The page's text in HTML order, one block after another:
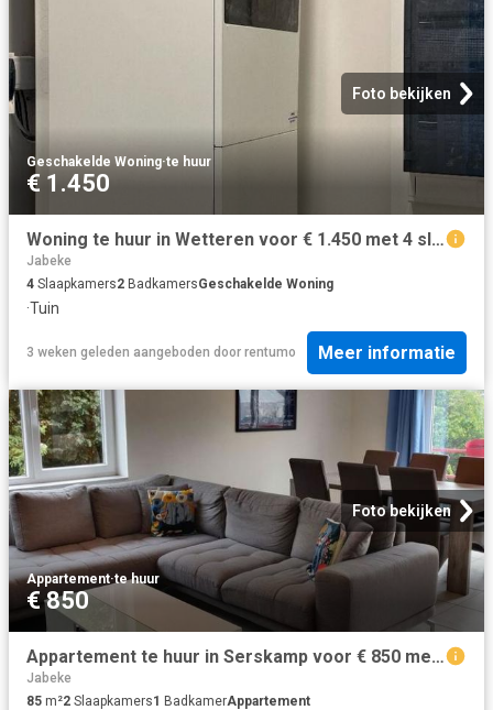
Foto bekijken
Geschakelde Woning·te huur
€ 1.450
Woning te huur in Wetteren voor € 1.450 met 4 slaapkamers
Jabeke
4 Slaapkamers2 BadkamersGeschakelde Woning
·Tuin
3 weken geleden aangeboden door rentumo Meer informatie
Foto bekijken
Appartement·te huur
€ 850
Appartement te huur in Serskamp voor € 850 met 2 slaapkamers
Jabeke
85 m²2 Slaapkamers1 BadkamerAppartement